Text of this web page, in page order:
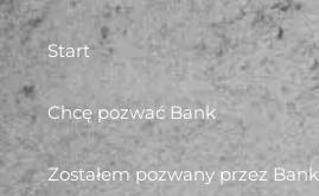
Start
Chcę pozwać Bank
Zostałem pozwany przez Bank